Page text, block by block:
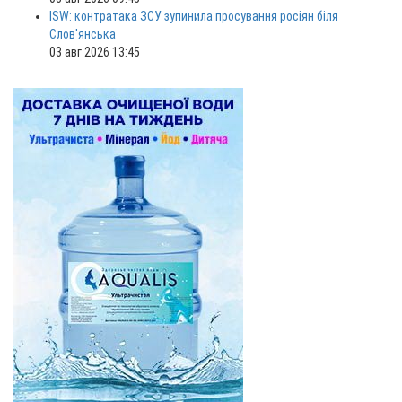
ISW: контратака ЗСУ зупинила просування росіян біля
Слов'янська
03 авг 2026 13:45